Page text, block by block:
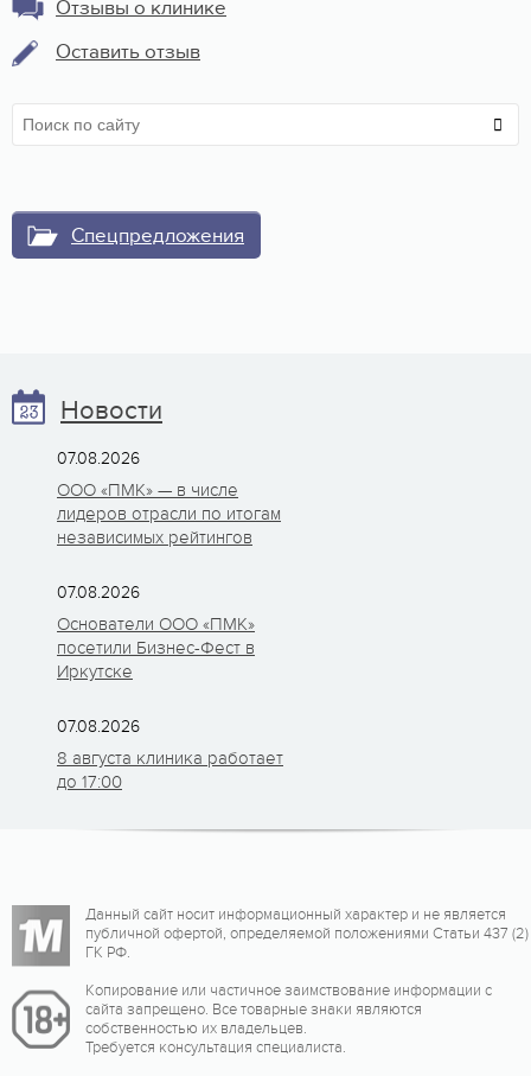
Отзывы о клинике
Оставить отзыв
Спецпредложения
Новости
07.08.2026
ООО «ПМК» — в числе
лидеров отрасли по итогам
независимых рейтингов
07.08.2026
Основатели ООО «ПМК»
посетили Бизнес-Фест в
Иркутске
07.08.2026
8 августа клиника работает
до 17:00
Данный сайт носит информационный характер и не является
публичной офертой, определяемой положениями Статьи 437 (2)
ГК РФ.
Копирование или частичное заимствование информации с
сайта запрещено. Все товарные знаки являются
собственностью их владельцев.
Требуется консультация специалиста.